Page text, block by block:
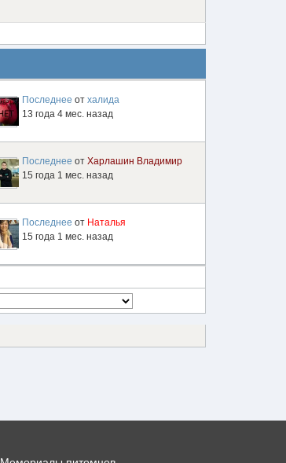
Последнее от халида
13 года 4 мес. назад
Последнее от Харлашин Владимир
15 года 1 мес. назад
Последнее от Наталья
15 года 1 мес. назад